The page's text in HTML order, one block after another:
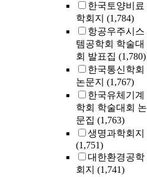
한국토양비료
학회지 (1,784)
항공우주시스
템공학회 학술대
회 발표집 (1,780)
한국통신학회
논문지 (1,767)
한국유체기계
학회 학술대회 논
문집 (1,763)
생명과학회지
(1,751)
대한환경공학
회지 (1,741)